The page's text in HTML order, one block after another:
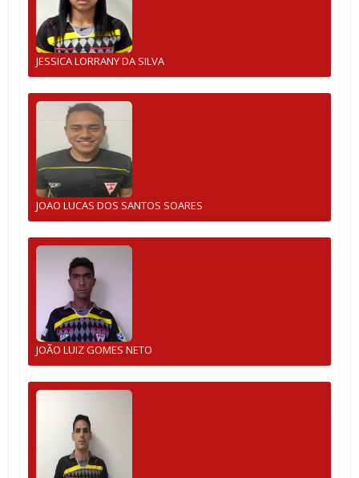
JESSICA LORRANY DA SILVA
JOAO LUCAS DOS SANTOS SOARES
JOÃO LUIZ GOMES NETO